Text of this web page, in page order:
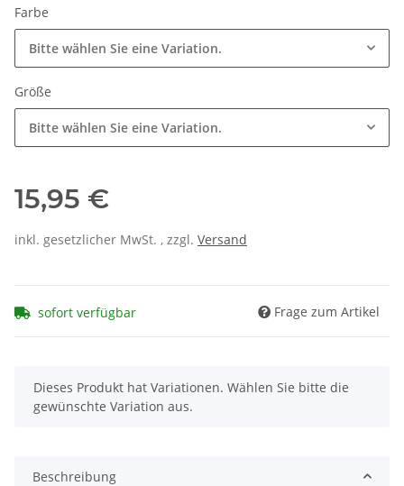
Farbe
Bitte wählen Sie eine Variation.
Größe
Bitte wählen Sie eine Variation.
15,95 €
inkl. gesetzlicher MwSt. , zzgl. Versand
sofort verfügbar Frage zum Artikel
x
Dieses Produkt hat Variationen. Wählen Sie bitte die
gewünschte Variation aus.
Beschreibung